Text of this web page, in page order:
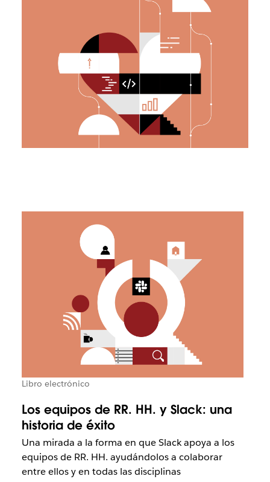
Libro electrónico
Los equipos de RR. HH. y Slack: una
historia de éxito
Una mirada a la forma en que Slack apoya a los
equipos de RR. HH. ayudándolos a colaborar
entre ellos y en todas las disciplinas